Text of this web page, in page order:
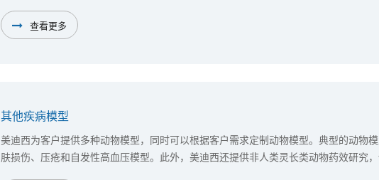
病的药效学研究。 联系我们，获取眼科药物研发解决方案
查看更多
其他疾病模型
美迪西为客户提供多种动物模型，同时可以根据客户需求定制动物模型。典型的动物
肤损伤、压疮和自发性高血压模型。此外，美迪西还提供非人类灵长类动物药效研究